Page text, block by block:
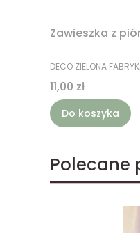
Zawieszka z
PRODUCENT
DECO ZIELONA
Cena
11,00 zł
Do koszyka
Polecane